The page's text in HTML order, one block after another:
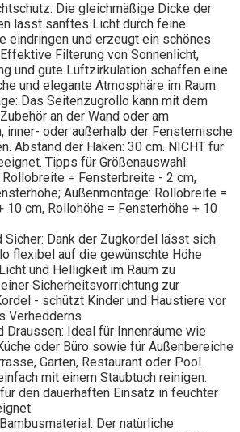
Die gleichmäßige Dicke der
lässt sanftes Licht durch feine
eindringen und erzeugt ein schönes
Filterung von Sonnenlicht,
und gute Luftzirkulation schaffen eine
und elegante Atmosphäre im Raum
Das Seitenzugrollo kann mit dem
an der Wand oder am
inner- oder außerhalb der Fensternische
Abstand der Haken: 30 cm. NICHT für
Tipps für Größenauswahl:
Rollobreite = Fensterbreite - 2 cm,
Außenmontage: Rollobreite =
10 cm, Rollohöhe = Fensterhöhe + 10
Sicher: Dank der Zugkordel lässt sich
flexibel auf die gewünschte Höhe
und Helligkeit im Raum zu
Sicherheitsvorrichtung zur
- schützt Kinder und Haustiere vor
Verhedderns
Draussen: Ideal für Innenräume wie
oder Büro sowie für Außenbereiche
Garten, Restaurant oder Pool.
mit einem Staubtuch reinigen.
den dauerhaften Einsatz in feuchter
Der natürliche